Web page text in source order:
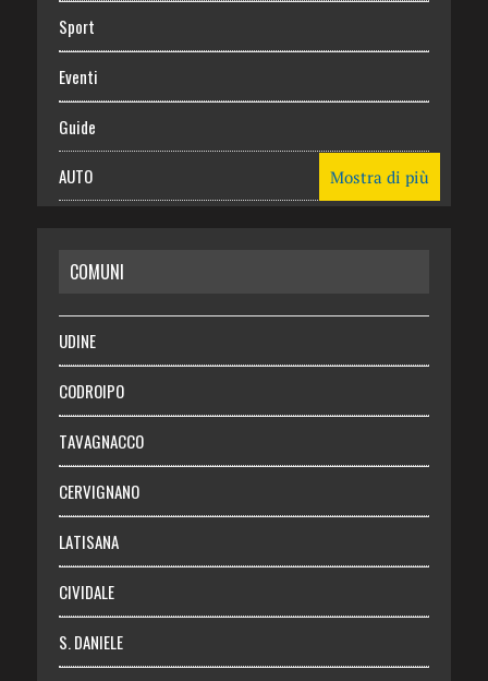
Sport
Eventi
Guide
AUTO
RISPARMIO
SALUTE
Necrologie
Chi siamo
Abbonati
Login
Mostra di più
COMUNI
UDINE
CODROIPO
TAVAGNACCO
CERVIGNANO
LATISANA
CIVIDALE
S. DANIELE